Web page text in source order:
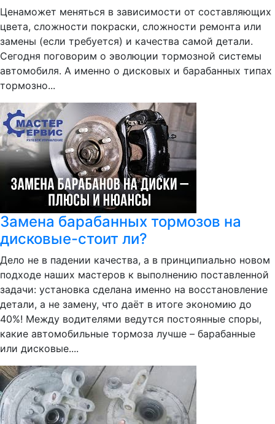
Ценаможет меняться в зависимости от составляющих
цвета, сложности покраски, сложности ремонта или
замены (если требуется) и качества самой детали.
Сегодня поговорим о эволюции тормозной системы
автомобиля. А именно о дисковых и барабанных типах
тормозно...
Замена барабанных тормозов на
дисковые-стоит ли?
Дело не в падении качества, а в принципиально новом
подходе наших мастеров к выполнению поставленной
задачи: установка сделана именно на восстановление
детали, а не замену, что даёт в итоге экономию до
40%! Между водителями ведутся постоянные споры,
какие автомобильные тормоза лучше – барабанные
или дисковые....